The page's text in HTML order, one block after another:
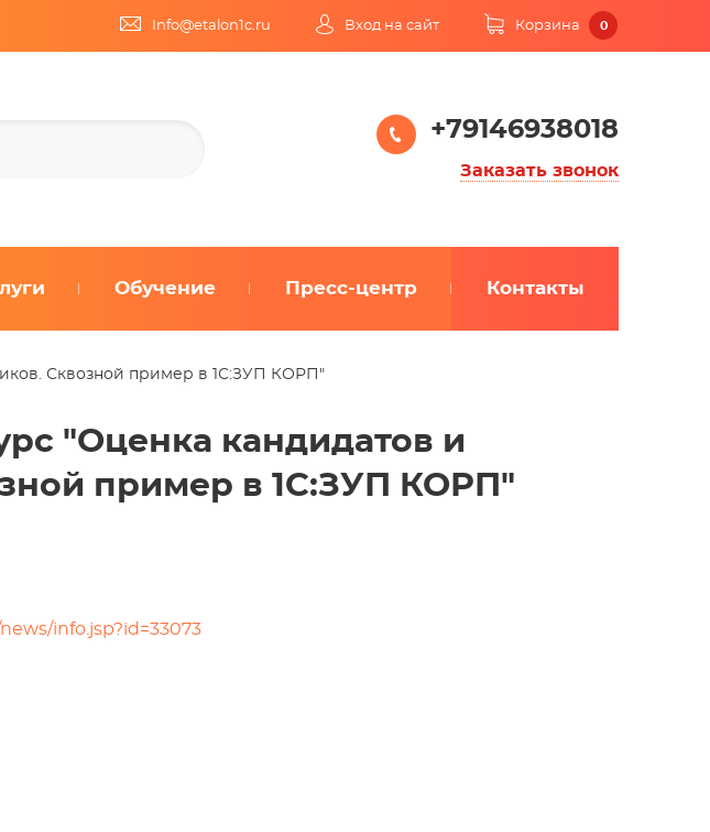
Info@etalon1c.ru Вход на сайт Корзина 0
+79146938018
Заказать звонок
Обучение Пресс-центр Контакты
Сквозной пример в 1С:ЗУП КОРП"
"Оценка кандидатов и
пример в 1С:ЗУП КОРП"
info.jsp?id=33073